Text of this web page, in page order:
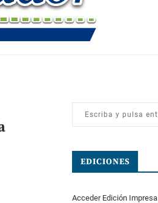
EDICIONES
Acceder Edición Impresa